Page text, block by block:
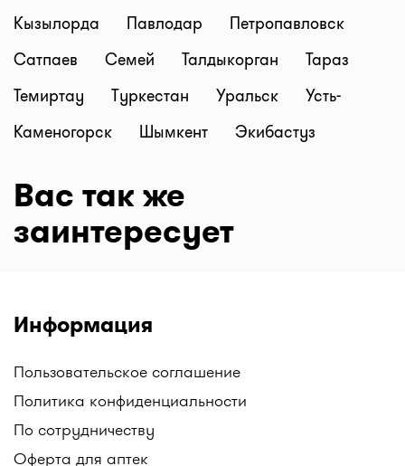
Кызылорда
Павлодар
Петропавловск
Сатпаев
Семей Талдыкорган
Тараз
Темиртау
Туркестан Уральск
Усть-
Каменогорск
Шымкент Экибастуз
Вас так же
заинтересует
Информация
Пользовательское соглашение
Политика конфиденциальности
По сотрудничеству
Оферта для аптек